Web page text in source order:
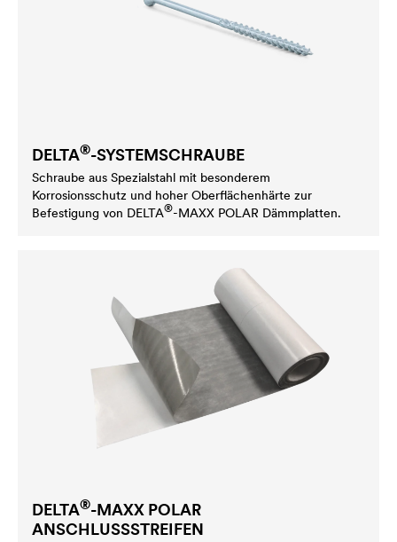
DELTA®-SYSTEMSCHRAUBE
Schraube aus Spezialstahl mit besonderem
Korrosionsschutz und hoher Oberflächenhärte zur
Befestigung von DELTA®-MAXX POLAR Dämmplatten.
DELTA®-MAXX POLAR
ANSCHLUSSSTREIFEN